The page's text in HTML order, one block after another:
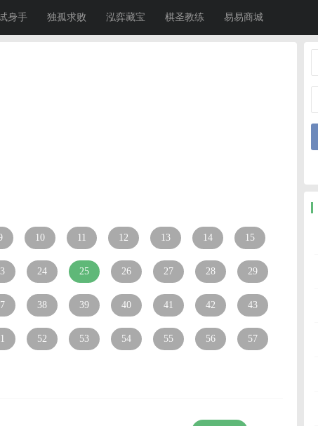
身手 独孤求败 泓弈藏宝 棋圣教练 易易商城
10 11 12 13 14 15
24 25 26 27 28 29
38 39 40 41 42 43
52 53 54 55 56 57